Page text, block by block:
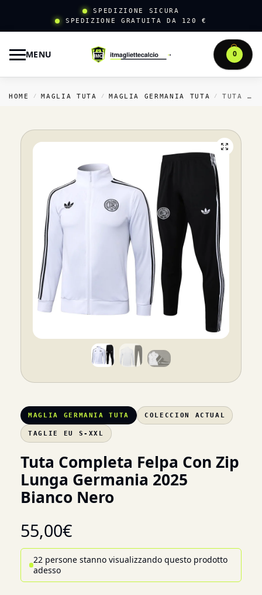
SPEDIZIONE SICURA
SPEDIZIONE GRATUITA DA 120 €
MENU 0
HOME / MAGLIA TUTA / MAGLIA GERMANIA TUTA / TUTA COMPLETA FELPA CON ZIP LUNGA GERMANIA 2025 BIANCO NERO
MAGLIA GERMANIA TUTA COLECCION ACTUAL
TAGLIE EU S-XXL
Tuta Completa Felpa Con Zip
Lunga Germania 2025
Bianco Nero
55,00€
22 persone stanno visualizzando questo prodotto
adesso